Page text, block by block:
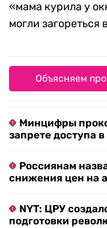
«мама курила у
могли загореться
Объясняем
Минцифры
запрете доступа
Россиянам
снижения цен на
NYT: ЦРУ
подготовки